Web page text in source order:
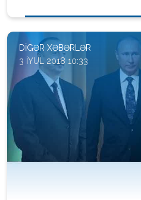
DIGƏR XƏBƏRLƏR
3 İYUL 2018 10:33